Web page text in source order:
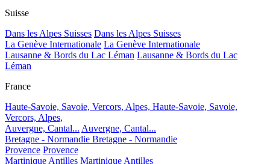
Suisse
Dans les Alpes Suisses Dans les Alpes Suisses
La Genève Internationale La Genève Internationale
Lausanne & Bords du Lac Léman Lausanne & Bords du Lac
Léman
France
Haute-Savoie, Savoie, Vercors, Alpes, Haute-Savoie, Savoie,
Vercors, Alpes,
Auvergne, Cantal... Auvergne, Cantal...
Bretagne - Normandie Bretagne - Normandie
Provence Provence
Martinique Antilles Martinique Antilles